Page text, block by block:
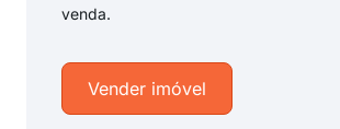
venda.
Vender imóvel